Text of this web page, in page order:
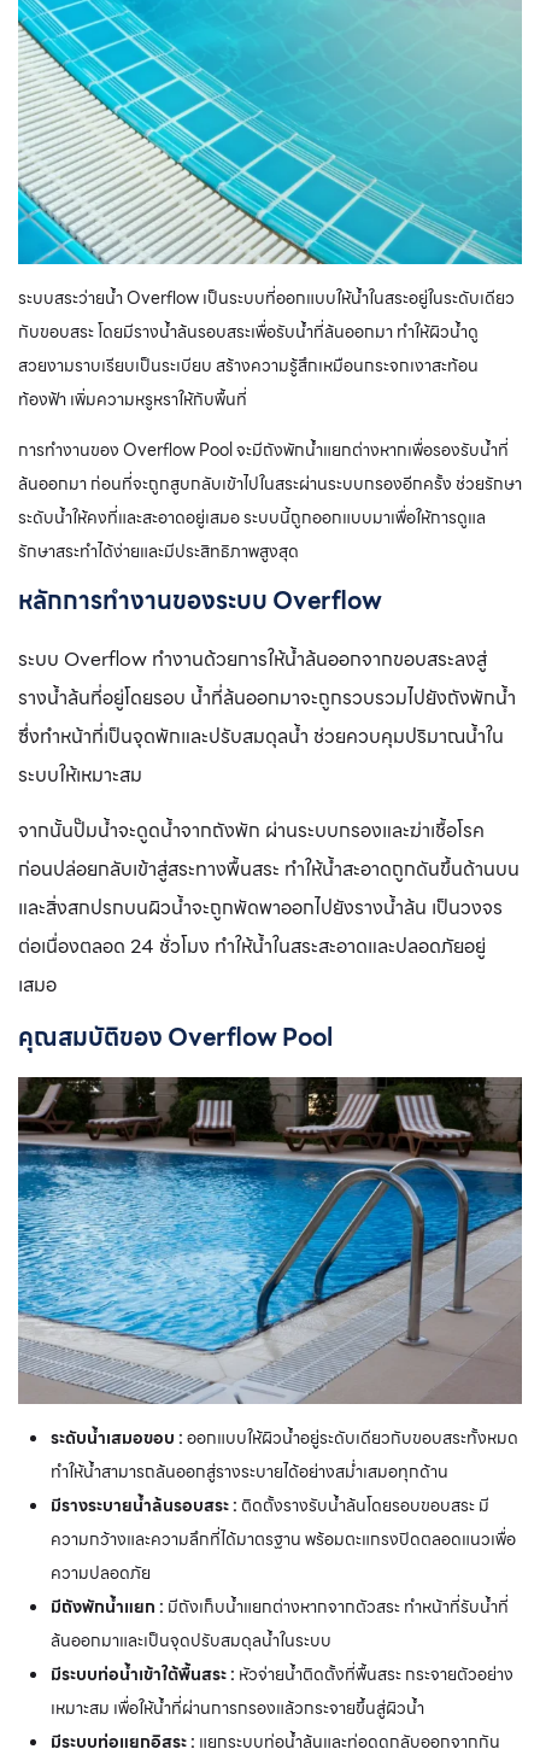
ระบบสระว่ายน้ำ Overflow เป็นระบบที่ออกแบบให้น้ำในสระอยู่ในระดับเดียว
กับขอบสระ โดยมีรางน้ำล้นรอบสระเพื่อรับน้ำที่ล้นออกมา ทำให้ผิวน้ำดู
สวยงามราบเรียบเป็นระเบียบ สร้างความรู้สึกเหมือนกระจกเงาสะท้อน
ท้องฟ้า เพิ่มความหรูหราให้กับพื้นที่
การทำงานของ Overflow Pool จะมีถังพักน้ำแยกต่างหากเพื่อรองรับน้ำที่
ล้นออกมา ก่อนที่จะถูกสูบกลับเข้าไปในสระผ่านระบบกรองอีกครั้ง ช่วยรักษา
ระดับน้ำให้คงที่และสะอาดอยู่เสมอ ระบบนี้ถูกออกแบบมาเพื่อให้การดูแล
รักษาสระทำได้ง่ายและมีประสิทธิภาพสูงสุด
หลักการทำงานของระบบ Overflow
ระบบ Overflow ทำงานด้วยการให้น้ำล้นออกจากขอบสระลงสู่
รางน้ำล้นที่อยู่โดยรอบ น้ำที่ล้นออกมาจะถูกรวบรวมไปยังถังพักน้ำ
ซึ่งทำหน้าที่เป็นจุดพักและปรับสมดุลน้ำ ช่วยควบคุมปริมาณน้ำใน
ระบบให้เหมาะสม
จากนั้นปั๊มน้ำจะดูดน้ำจากถังพัก ผ่านระบบกรองและฆ่าเชื้อโรค
ก่อนปล่อยกลับเข้าสู่สระทางพื้นสระ ทำให้น้ำสะอาดถูกดันขึ้นด้านบน
และสิ่งสกปรกบนผิวน้ำจะถูกพัดพาออกไปยังรางน้ำล้น เป็นวงจร
ต่อเนื่องตลอด 24 ชั่วโมง ทำให้น้ำในสระสะอาดและปลอดภัยอยู่
เสมอ
คุณสมบัติของOverflow Pool
ระดับน้ำเสมอขอบ :ออกแบบให้ผิวน้ำอยู่ระดับเดียวกับขอบสระทั้งหมด
ทำให้น้ำสามารถล้นออกสู่รางระบายได้อย่างสม่ำเสมอทุกด้าน
มีรางระบายน้ำล้นรอบสระ : ติดตั้งรางรับน้ำล้นโดยรอบขอบสระ มี
ความกว้างและความลึกที่ได้มาตรฐาน พร้อมตะแกรงปิดตลอดแนวเพื่อ
ความปลอดภัย
มีถังพักน้ำแยก : มีถังเก็บน้ำแยกต่างหากจากตัวสระ ทำหน้าที่รับน้ำที่
ล้นออกมาและเป็นจุดปรับสมดุลน้ำในระบบ
มีระบบท่อน้ำเข้าใต้พื้นสระ : หัวจ่ายน้ำติดตั้งที่พื้นสระ กระจายตัวอย่าง
เหมาะสม เพื่อให้น้ำที่ผ่านการกรองแล้วกระจายขึ้นสู่ผิวน้ำ
มีระบบท่อแยกอิสระ : แยกระบบท่อน้ำล้นและท่อดูดกลับออกจากกัน